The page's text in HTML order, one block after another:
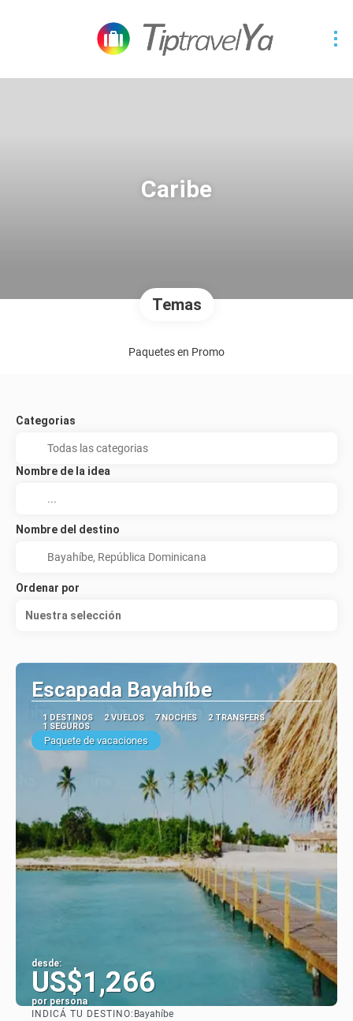
Caribe
Temas
Paquetes en Promo
Categorias
Nombre de la idea
Nombre del destino
Ordenar por
Nuestra selección
Escapada Bayahíbe
1 DESTINOS 2 VUELOS 7 NOCHES
2 TRANSFERS
1 SEGUROS
Paquete de vacaciones
desde:
US$1,266
por persona
INDICÁ TU DESTINO: Bayahíbe